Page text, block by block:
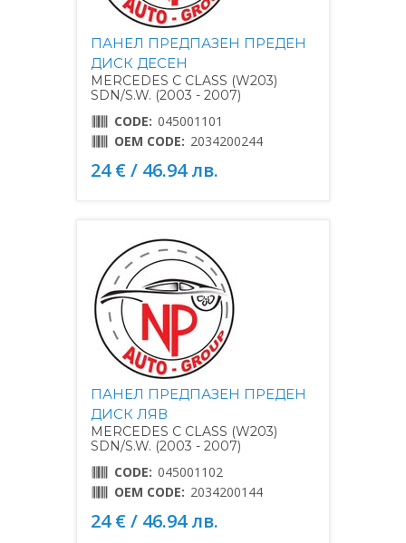
ПАНЕЛ ПРЕДПАЗЕН ПРЕДЕН
ДИСК ДЕСЕН
MERCEDES C CLASS (W203)
SDN/S.W. (2003 - 2007)
CODE: 045001101
OEM CODE: 2034200244
24 € / 46.94 лв.
ПАНЕЛ ПРЕДПАЗЕН ПРЕДЕН
ДИСК ЛЯВ
MERCEDES C CLASS (W203)
SDN/S.W. (2003 - 2007)
CODE: 045001102
OEM CODE: 2034200144
24 € / 46.94 лв.